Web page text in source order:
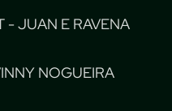
- JUAN E RAVENA
NOGUEIRA